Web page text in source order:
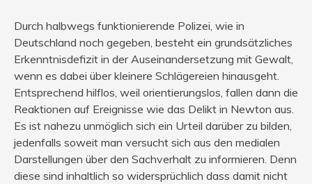
Durch halbwegs funktionierende Polizei, wie in
Deutschland noch gegeben, besteht ein grundsätzliches
Erkenntnisdefizit in der Auseinandersetzung mit Gewalt,
wenn es dabei über kleinere Schlägereien hinausgeht.
Entsprechend hilflos, weil orientierungslos, fallen dann die
Reaktionen auf Ereignisse wie das Delikt in Newton aus.
Es ist nahezu unmöglich sich ein Urteil darüber zu bilden,
jedenfalls soweit man versucht sich aus den medialen
Darstellungen über den Sachverhalt zu informieren. Denn
diese sind inhaltlich so widersprüchlich dass damit nicht